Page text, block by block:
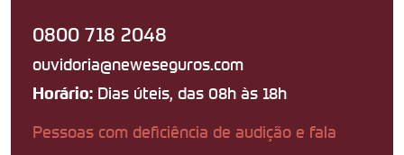
0800 718 2048
ouvidoria@neweseguros.com
Horário: Dias úteis, das 08h às 18h
Pessoas com deficiência de audição e fala